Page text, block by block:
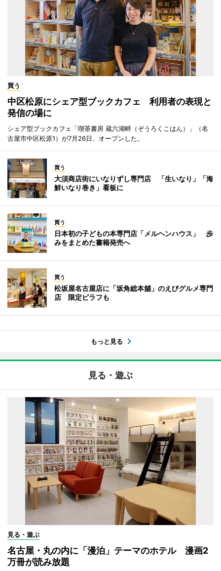
買う
中区松原にシェア型ブックカフェ 利用者の表現と
発信の場に
シェア型ブックカフェ「喫茶書房 蔵六湖畔（ぞうろくこはん）」（名
古屋市中区松原1）が7月26日、オープンした。
買う
大須商店街にいなりずし専門店 「生いなり」「海
鮮いなり巻き」看板に
買う
日本初の子どもの本専門店「メルヘンハウス」 歩
みをまとめた書籍発売へ
買う
松坂屋名古屋店に「坂角総本舖」のえびグルメ専門
店 限定ピラフも
もっと見る
見る・遊ぶ
見る・遊ぶ
名古屋・丸の内に「漫泊」テーマのホテル 漫画2
万冊が読み放題